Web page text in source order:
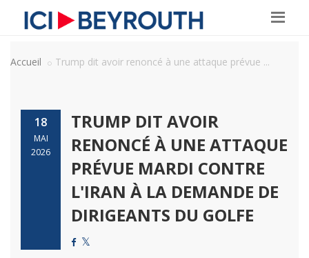
Accueil Trump dit avoir renoncé à une attaque prévue ...
18
MAI
2026
TRUMP DIT AVOIR
RENONCÉ À UNE ATTAQUE
PRÉVUE MARDI CONTRE
L'IRAN À LA DEMANDE DE
DIRIGEANTS DU GOLFE